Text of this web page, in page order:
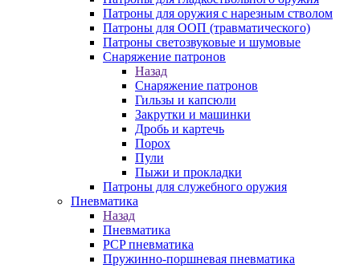
Патроны для оружия с нарезным стволом
Патроны для ООП (травматического)
Патроны светозвуковые и шумовые
Снаряжение патронов
Назад
Снаряжение патронов
Гильзы и капсюли
Закрутки и машинки
Дробь и картечь
Порох
Пули
Пыжи и прокладки
Патроны для служебного оружия
Пневматика
Назад
Пневматика
PCP пневматика
Пружинно-поршневая пневматика